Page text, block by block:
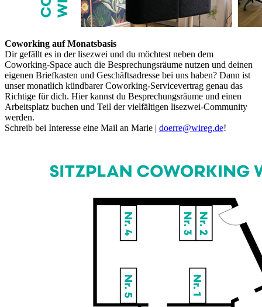
Coworking auf Monatsbasis
Dir gefällt es in der lisezwei und du möchtest neben dem
Coworking-Space auch die Besprechungsräume nutzen und deinen
eigenen Briefkasten und Geschäftsadresse bei uns haben? Dann ist
unser monatlich kündbarer Coworking-Servicevertrag genau das
Richtige für dich. Hier kannst du Besprechungsräume und einen
Arbeitsplatz buchen und Teil der vielfältigen lisezwei-Community
werden.
Schreib bei Interesse eine Mail an Marie | doerre@wireg.de!